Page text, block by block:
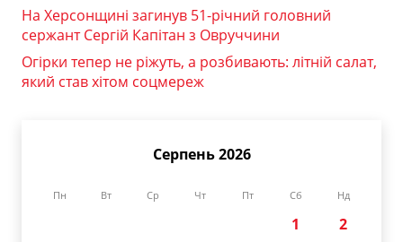
На Херсонщині загинув 51-річний головний
сержант Сергій Капітан з Овруччини
Огірки тепер не ріжуть, а розбивають: літній салат,
який став хітом соцмереж
Серпень 2026
Пн Вт Ср Чт Пт Сб Нд
1
2